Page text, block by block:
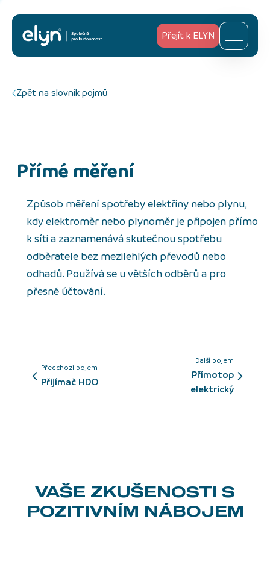
Přejít k ELYN
Zpět na slovník pojmů
přímé měření
Způsob měření spotřeby elektřiny nebo plynu,
kdy elektroměr nebo plynoměr je připojen přímo
k síti a zaznamenává skutečnou spotřebu
odběratele bez mezilehlých převodů nebo
odhadů. Používá se u větších odběrů a pro
přesné účtování.
Předchozí pojem
přijímač HDO
Další pojem
Přímotop
elektrický
VAŠE ZKUŠENOSTI S
POZITIVNÍM NÁBOJEM